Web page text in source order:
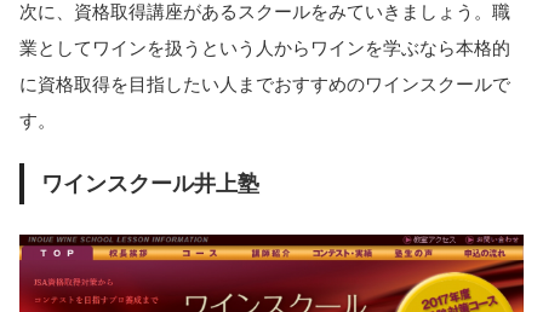
次に、資格取得講座があるスクールをみていきましょう。職
業としてワインを扱うという人からワインを学ぶなら本格的
に資格取得を目指したい人までおすすめのワインスクールで
す。
ワインスクール井上塾